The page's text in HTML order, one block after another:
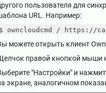
пользователя для
URL. Например:
$ owncloudcmd / https://
можете открыть клиент
правой кнопкой мыши
"Настройки" и
экране, аналогичном